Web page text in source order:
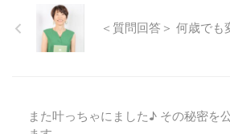
＜質問回答＞ 何歳でも
また叶っちゃにました♪ その秘密を